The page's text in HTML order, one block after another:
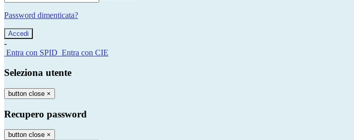
Password dimenticata?
-
Entra con SPID Entra con CIE
Seleziona utente
button close ×
Recupero password
button close ×